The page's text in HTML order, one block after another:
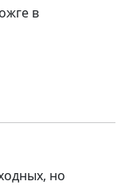
в
но